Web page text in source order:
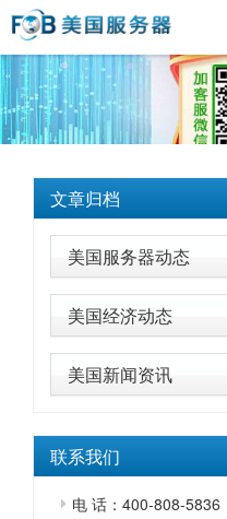
文章归档
美国服务器动态
美国经济动态
美国新闻资讯
联系我们
电 话：400-808-5836